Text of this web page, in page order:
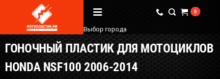
Вопрос / Ответ
Бренды
Выбор города
0
ГОНОЧНЫЙ ПЛАСТИК ДЛЯ МОТОЦИКЛОВ
HONDA NSF100 2006-2014